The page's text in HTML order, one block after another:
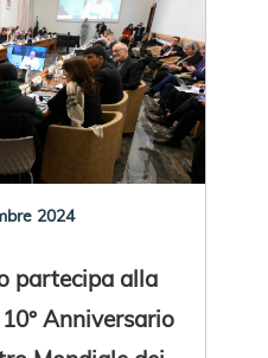
2024
partecipa alla
Anniversario